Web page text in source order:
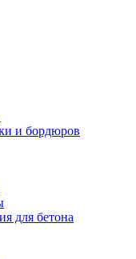
и бордюров
для бетона